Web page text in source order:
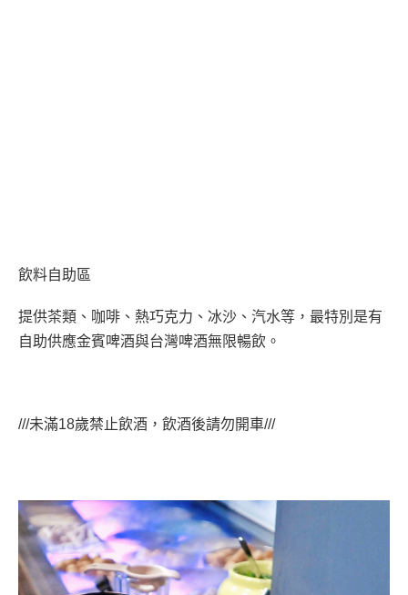
飲料自助區
提供茶類、咖啡、熱巧克力、冰沙、汽水等，最特別是有
自助供應金賓啤酒與台灣啤酒無限暢飲。
///未滿18歲禁止飲酒，飲酒後請勿開車///